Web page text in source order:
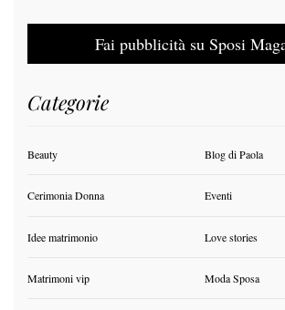
Fai pubblicità su Sposi
Categorie
Beauty Blog di Paola
Cerimonia Donna Eventi
Idee matrimonio Love stories
Matrimoni vip Moda Sposa